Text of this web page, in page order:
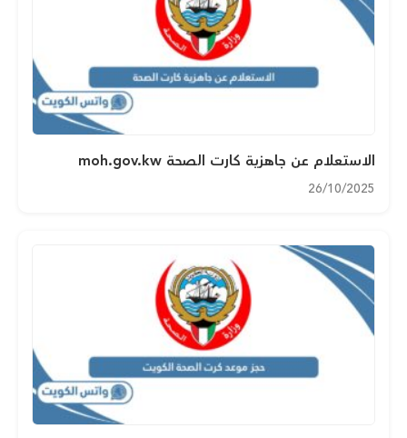
الاستعلام عن جاهزية كارت الصحة moh.gov.kw
26/10/2025